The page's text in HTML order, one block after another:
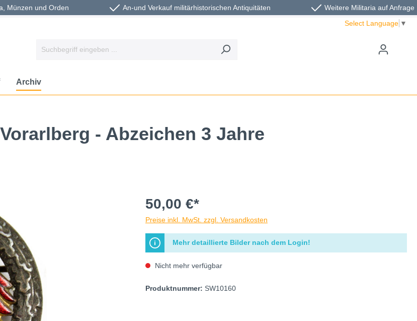
Münzen und Orden An-und Verkauf militärhistorischen Antiquitäten
Weitere Militaria auf Anfrage
Select Language ▼
Archiv
- Abzeichen 3 Jahre
50,00 €*
Preise inkl. MwSt. zzgl. Versandkosten
Mehr detaillierte Bilder nach dem Login!
Nicht mehr verfügbar
Produktnummer: SW10160